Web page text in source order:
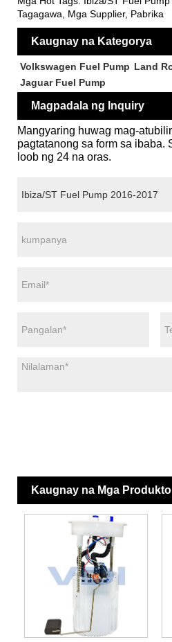
Tagagawa, Mga Supplier, Pabrika
Kaugnay na Kategorya
Volkswagen Fuel Pump Land
Jaguar Fuel Pump
Magpadala ng Inquiry
Mangyaring huwag mag-
pagtatanong sa form sa ibaba.
loob ng 24 na oras.
Kaugnay na Mga Produkto